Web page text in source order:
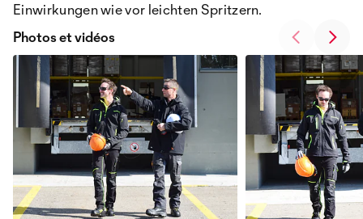
Einwirkungen wie vor leichten Spritzern.
Photos et vidéos